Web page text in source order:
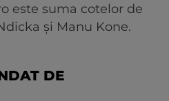
este suma cotelor de
și Manu Kone.
DE